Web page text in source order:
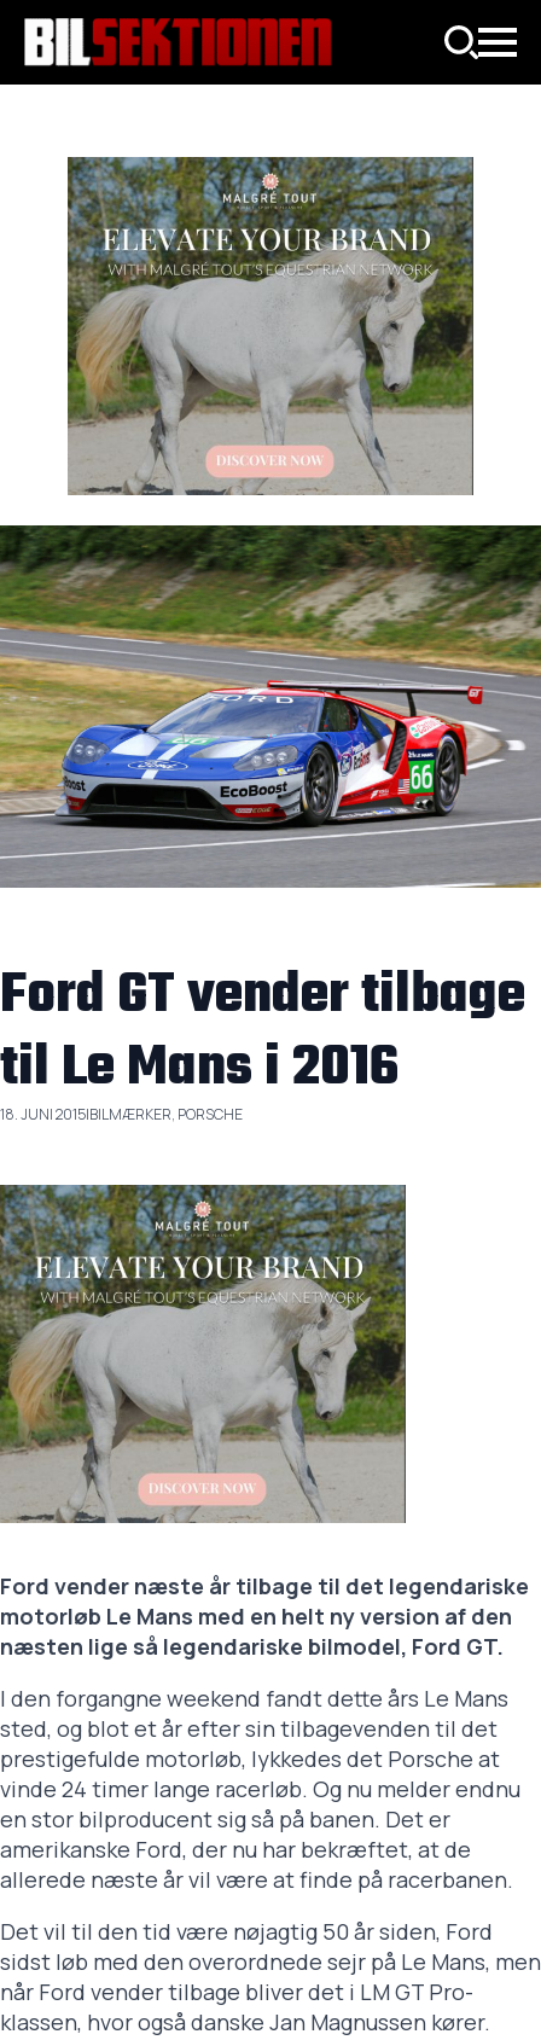
Ford GT vender tilbage
til Le Mans i 2016
18. JUNI 2015|BILMÆRKER, PORSCHE
Ford vender næste år tilbage til det legendariske
motorløb Le Mans med en helt ny version af den
næsten lige så legendariske bilmodel, Ford GT.
I den forgangne weekend fandt dette års Le Mans
sted, og blot et år efter sin tilbagevenden til det
prestigefulde motorløb, lykkedes det Porsche at
vinde 24 timer lange racerløb. Og nu melder endnu
en stor bilproducent sig så på banen. Det er
amerikanske Ford, der nu har bekræftet, at de
allerede næste år vil være at finde på racerbanen.
Det vil til den tid være nøjagtig 50 år siden, Ford
sidst løb med den overordnede sejr på Le Mans, men
når Ford vender tilbage bliver det i LM GT Pro-
klassen, hvor også danske Jan Magnussen kører.